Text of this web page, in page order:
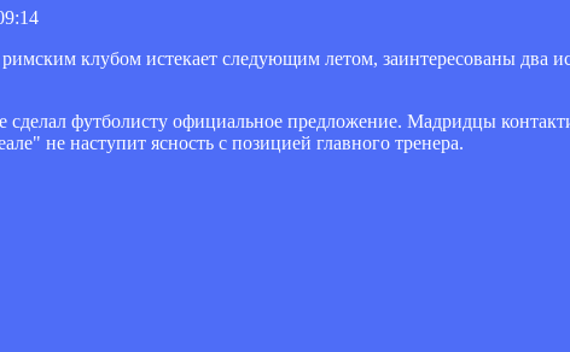
клубом истекает следующим летом, заинтересованы два
футболисту официальное предложение. Мадридцы
не наступит ясность с позицией главного тренера.